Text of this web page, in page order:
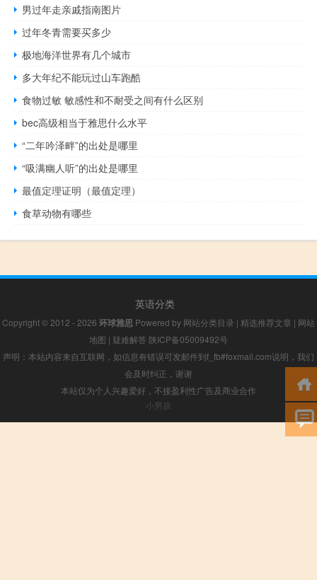
男过年走亲戚指南图片
过年冬青需要买多少
极地海洋世界有几个城市
多大年纪不能玩过山车跑酷
食物过敏 敏感性和不耐受之间有什么区别
bec高级相当于雅思什么水平
“二年吟泽畔”的出处是哪里
“吸满幽人听”的出处是哪里
最值定理证明（最值定理）
食草动物有哪些
英语分类
Copyright © 2012 - 2026 环球雅思 Powered by 网站分类目录 | 精选推荐文章 | 网站
地图 | 疑难解答 陕ICP备05009492号
声明：本站内容来自互联网，如信息有错误可发邮件到f_fb#foxmail.com说明，我们
会及时纠正，谢谢
本站仅为个人兴趣爱好，不接盈利性广告及商业合作
小男孩